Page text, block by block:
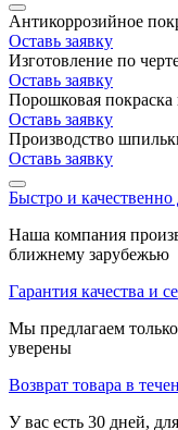
Антикоррозийное
Оставь заявку
Изготовление по
Оставь заявку
Порошковая покраска
Оставь заявку
Производство
Оставь заявку
Быстро и качественно
Наша компания
ближнему зарубежью
Гарантия качества и
Мы предлагаем
уверены
Возврат товара в
У вас есть 30 дней,